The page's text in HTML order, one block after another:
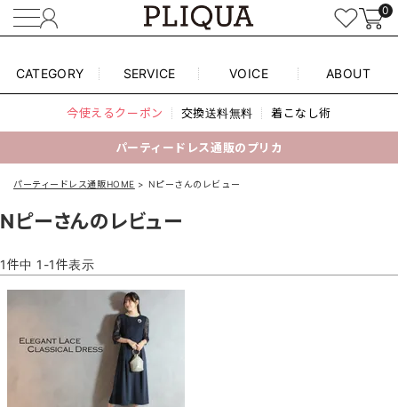
0
CATEGORY SERVICE VOICE ABOUT
今使えるクーポン 交換送料無料 着こなし術
パーティードレス通販のプリカ
パーティードレス通販HOME Nピーさんのレビュー
Nピーさんのレビュー
1件中 1 -1件表示